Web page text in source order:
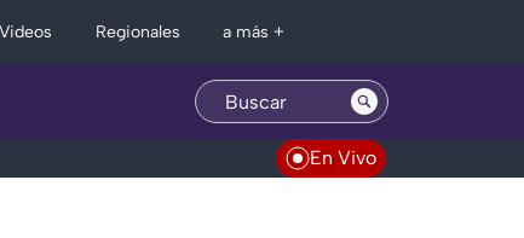
Videos Regionales a más +
En Vivo